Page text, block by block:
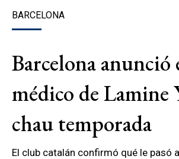
BARCELONA
Barcelona anunció
médico de Lamine
chau temporada
El club catalán confirmó qué le pasó